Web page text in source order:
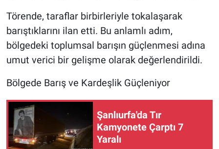
Törende, taraflar birbirleriyle tokalaşarak
barıştıklarını ilan etti. Bu anlamlı adım,
bölgedeki toplumsal barışın güçlenmesi adına
umut verici bir gelişme olarak değerlendirildi.
Bölgede Barış ve Kardeşlik Güçleniyor
Şanlıurfa'da Tır
Kamyonete Çarptı 7
Yaralı